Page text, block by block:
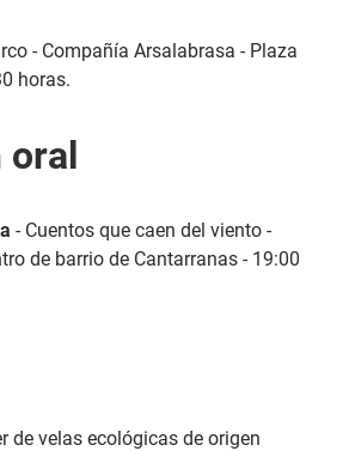
- Compañía Arsalabrasa - Plaza
horas.
oral
- Cuentos que caen del viento -
de barrio de Cantarranas - 19:00
de velas ecológicas de origen